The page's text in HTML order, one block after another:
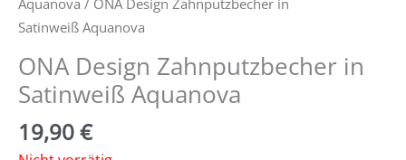
Aquanova / ONA Design Zahnputzbecher in
Satinweiß Aquanova
ONA Design Zahnputzbecher in
Satinweiß Aquanova
19,90€